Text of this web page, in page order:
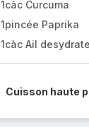
1càc Curcuma
1pincée Paprika
1càc Ail desydrate
Cuisson haute